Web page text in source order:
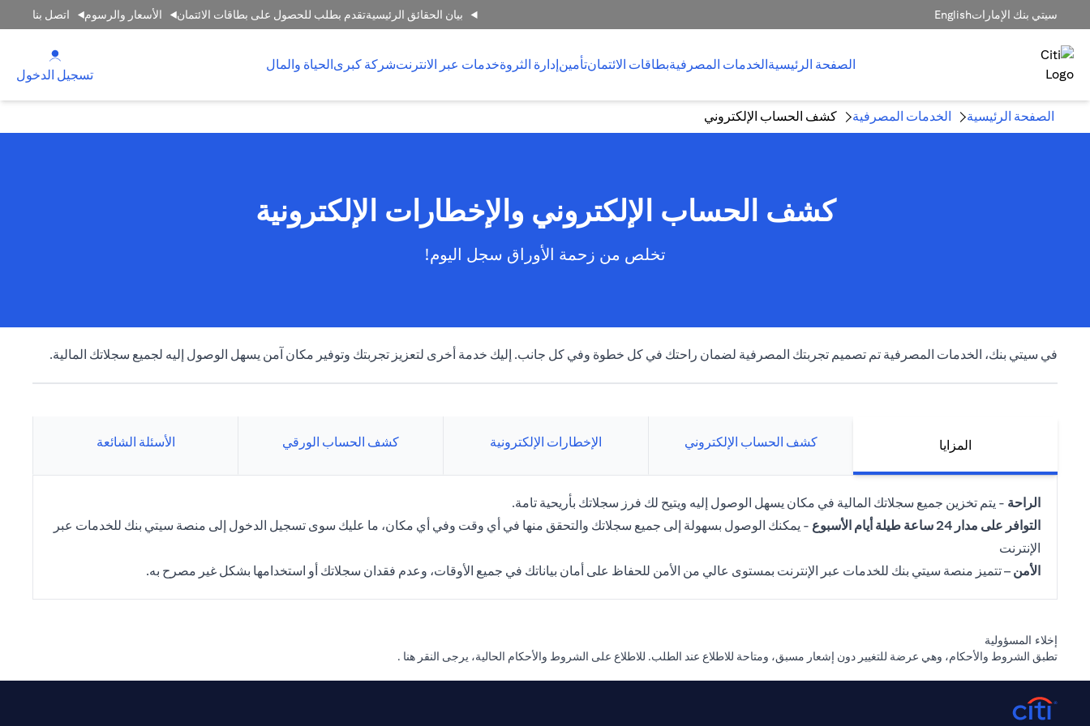
سيتي بنك الإماراتEnglish بيان الحقائق الرئيسيةتقدم بطلب للحصول على بطاقات الائتمان الأسعار والرسوم اتصل بنا
الصفحة الرئيسيةالخدمات المصرفيةبطاقات الائتمانتأمينإدارة الثروةخدمات عبر الانترنتشركة كبرىالحياة والمال
تسجيل الدخول
الصفحة الرئيسية الخدمات المصرفية كشف الحساب الإلكتروني
كشف الحساب الإلكتروني والإخطارات الإلكترونية
تخلص من زحمة الأوراق سجل اليوم!
في سيتي بنك، الخدمات المصرفية opens in a new tab
تم تصميم تجربتك المصرفية لضمان راحتك في كل خطوة وفي كل جانب. إليك خدمة أخرى لتعزيز تجربتك وتوفير مكان آمن يسهل الوصول إليه لجميع سجلاتك المالية.
المزايا كشف الحساب الإلكتروني الإخطارات الإلكترونية كشف الحساب الورقي الأسئلة الشائعة
الراحة - يتم تخزين جميع سجلاتك المالية في مكان يسهل الوصول إليه ويتيح لك فرز سجلاتك بأريحية تامة.
التوافر على مدار 24 ساعة طيلة أيام الأسبوع
- يمكنك الوصول بسهولة إلى جميع سجلاتك والتحقق منها في أي وقت وفي أي مكان، ما عليك سوى تسجيل الدخول إلى منصة سيتي بنك للخدمات عبر
الإنترنت
الأمن – تتميز منصة سيتي بنك للخدمات عبر الإنترنت بمستوى عالي من الأمن للحفاظ على أمان بياناتك في جميع الأوقات، وعدم فقدان سجلاتك أو استخدامها بشكل غير مصرح به.
إخلاء المسؤولية
تطبق الشروط والأحكام، وهي عرضة للتغيير دون إشعار مسبق، ومتاحة للاطلاع عند الطلب. للاطلاع على الشروط والأحكام الحالية، يرجى النقر هنا .